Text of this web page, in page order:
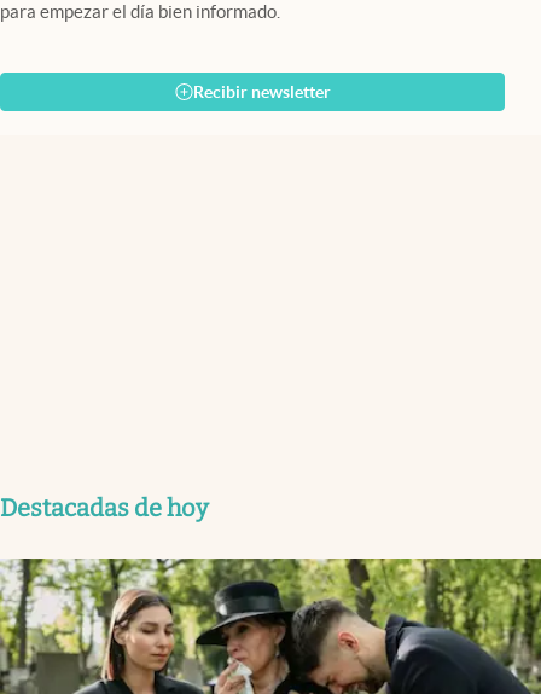
para empezar el día bien informado.
Recibir newsletter
Destacadas de hoy